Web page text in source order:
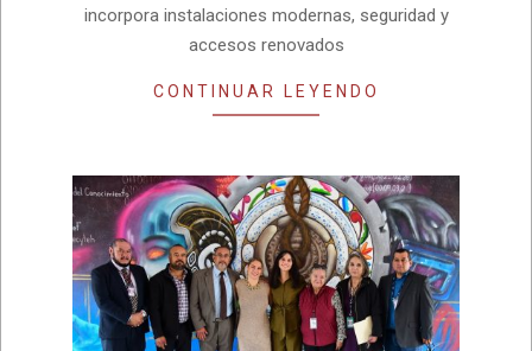
incorpora instalaciones modernas, seguridad y
accesos renovados
CONTINUAR LEYENDO